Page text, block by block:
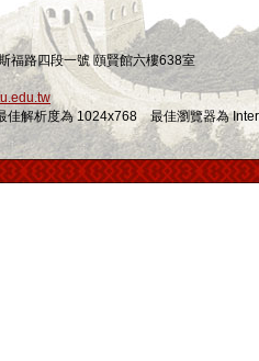
福路四段一號 頤賢館六樓638室
解析度為 1024x768 最佳瀏覽器為